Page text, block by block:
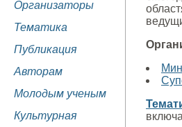
Организаторы
Тематика
Публикация
Авторам
Молодым ученым
Культурная